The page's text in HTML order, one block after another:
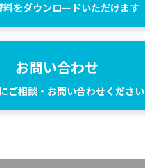
料をダウンロードいただけます
お問い合わせ
ご相談・お問い合わせください